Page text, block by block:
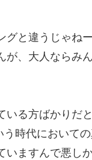
と違うじゃね
、大人ならみ
いる方ばかりだ
時代において
ますんで悪しか